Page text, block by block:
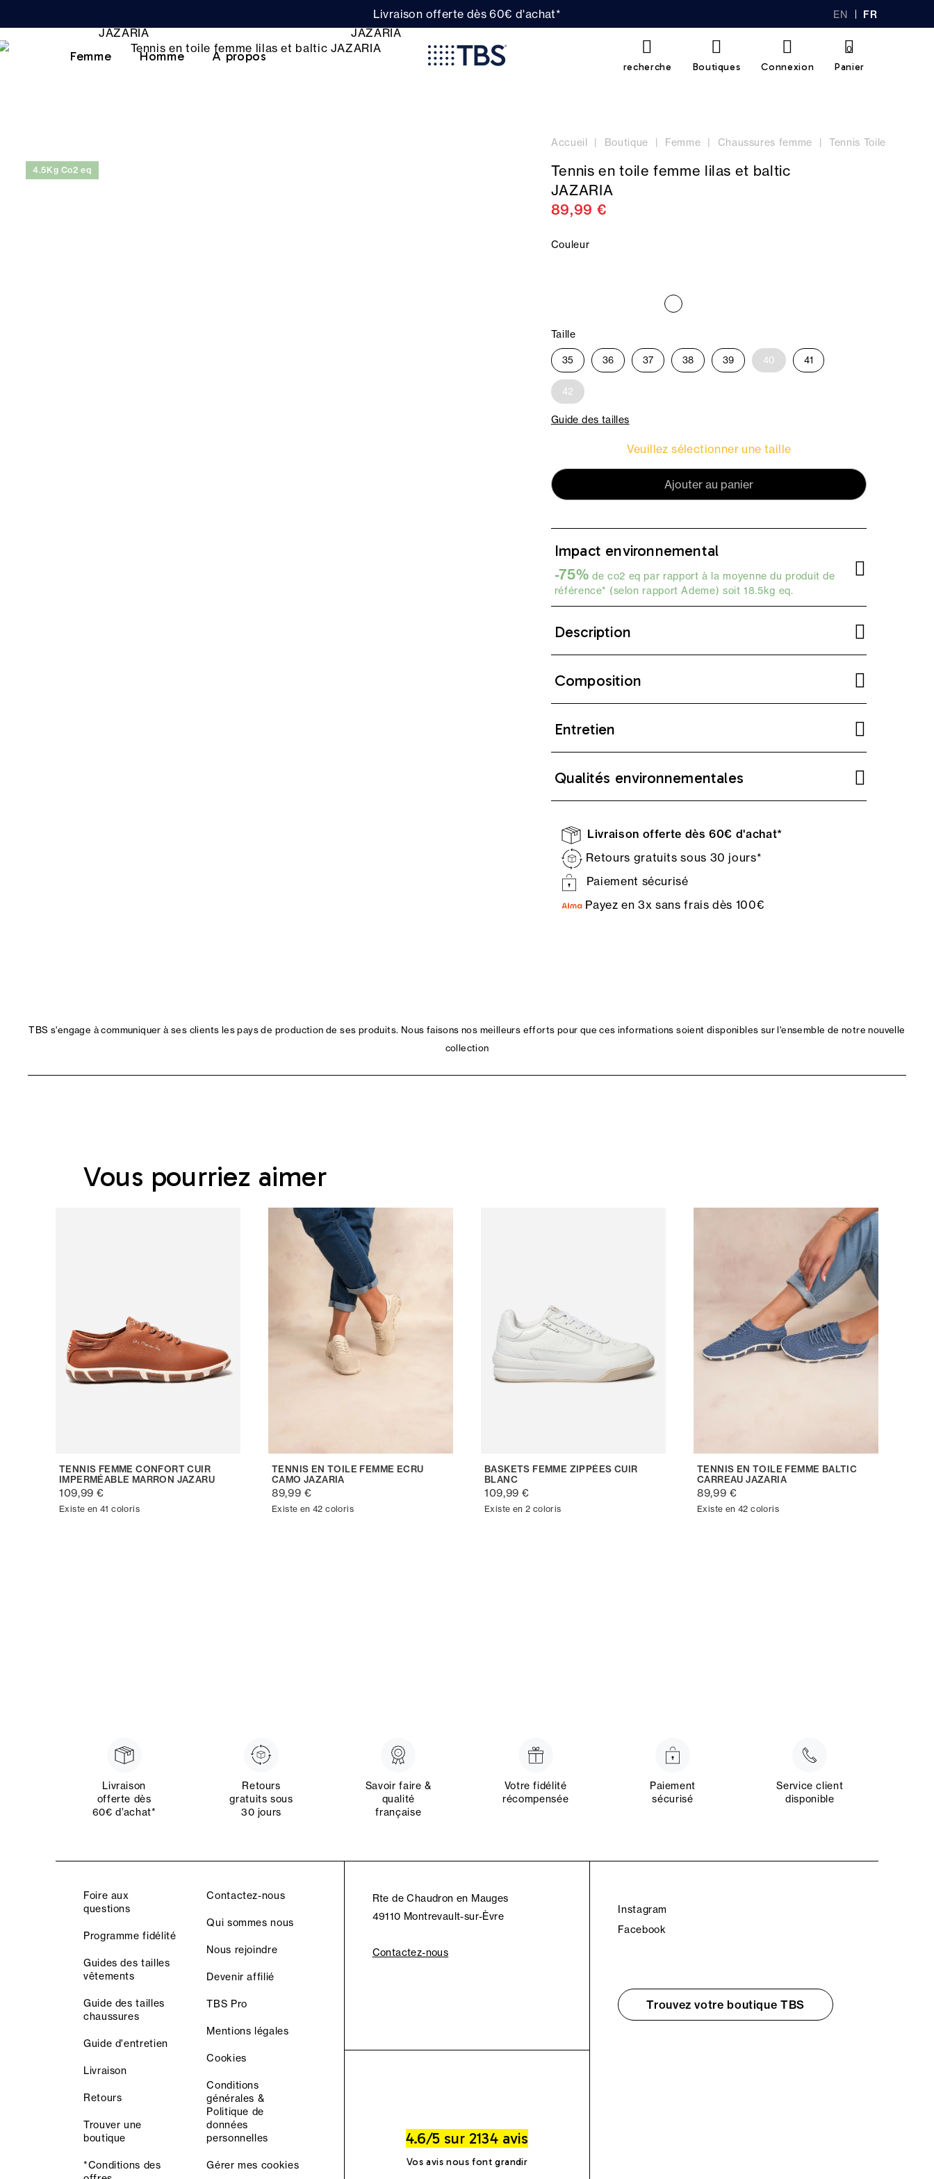
Livraison offerte dès 60€ d'achat* EN FR
Femme Homme A propos
recherche Boutiques Connexion Panier
0
Accueil Boutique Femme Chaussures femme Tennis Toile
4.5Kg Co2 eq
Tennis en toile femme lilas et baltic
JAZARIA
89,99 €
Couleur
Taille
35 36 37 38 39 40 41
42
Guide des tailles
Veuillez sélectionner une taille
Ajouter au panier
Impact environnemental
-75% de co2 eq par rapport à la moyenne du produit de
référence* (selon rapport Ademe) soit 18.5kg eq.
Description
Composition
Entretien
Qualités environnementales
Livraison offerte dès 60€ d'achat*
Retours gratuits sous 30 jours*
Paiement sécurisé
Payez en 3x sans frais dès 100€
TBS s'engage à communiquer à ses clients les pays de production de ses produits. Nous faisons nos meilleurs efforts pour que ces informations soient disponibles sur l'ensemble de notre nouvelle
collection
Vous pourriez aimer
TENNIS FEMME CONFORT CUIR
IMPERMÉABLE MARRON JAZARU
109,99 €
Existe en 41 coloris
TENNIS EN TOILE FEMME ECRU
CAMO JAZARIA
89,99 €
Existe en 42 coloris
BASKETS FEMME ZIPPÉES CUIR
BLANC
109,99 €
Existe en 2 coloris
TENNIS EN TOILE FEMME BALTIC
CARREAU JAZARIA
89,99 €
Existe en 42 coloris
Livraison
offerte dès
60€ d’achat*
Retours
gratuits sous
30 jours
Savoir faire &
qualité
française
Votre fidélité
récompensée
Paiement
sécurisé
Service client
disponible
Foire aux
questions
Programme fidélité
Guides des tailles
vêtements
Guide des tailles
chaussures
Guide d'entretien
Livraison
Retours
Trouver une
boutique
*Conditions des
Contactez-nous
Qui sommes nous
Nous rejoindre
Devenir affilié
TBS Pro
Mentions légales
Cookies
Conditions
générales &
Politique de
données
personnelles
Gérer mes cookies
Rte de Chaudron en Mauges
49110 Montrevault-sur-Èvre
Contactez-nous
4.6/5 sur 2134 avis
Vos avis nous font grandir
Instagram
Facebook
Trouvez votre boutique TBS